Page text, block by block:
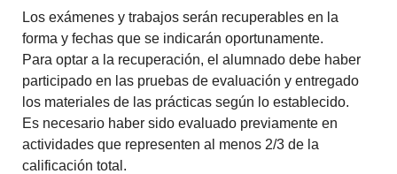
Los exámenes y trabajos serán recuperables en la
forma y fechas que se indicarán oportunamente.
Para optar a la recuperación, el alumnado debe haber
participado en las pruebas de evaluación y entregado
los materiales de las prácticas según lo establecido.
Es necesario haber sido evaluado previamente en
actividades que representen al menos 2/3 de la
calificación total.